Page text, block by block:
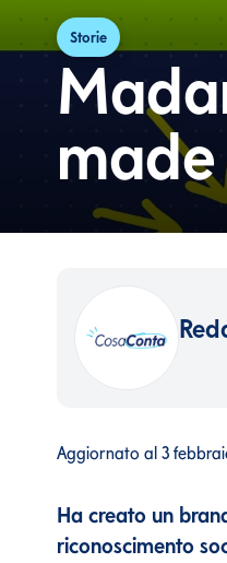
Storie
Aggiornato al 3
Ha creato un
riconoscimento